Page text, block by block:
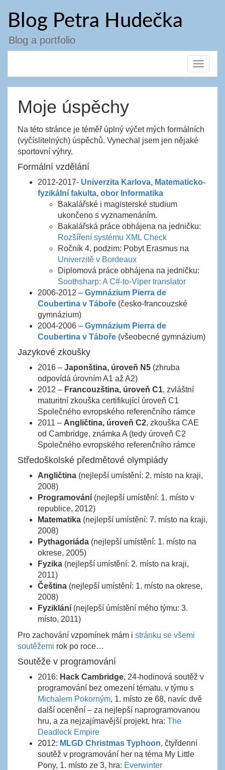
obsahu
webu
Blog Petra Hudečka
Blog a portfolio
Toggle
Moje úspěchy
Na této stránce je téměř úplný výčet mých formálních
(vyčíslitelných) úspěchů. Vynechal jsem jen nějaké
sportovní výhry.
Formální vzdělání
2012-2017- Univerzita Karlova, Matematicko-
fyzikální fakulta, obor Informatika
Bakalářské i magisterské studium
ukončeno s vyznamenáním.
Bakalářská práce obhájena na jedničku:
Rozšíření systému XML Check
Ročník 4, podzim: Pobyt Erasmus na
Univerzitě v Bordeaux
Diplomová práce obhájena na jedničku:
Soothsharp: A C#-to-Viper translator
2006-2012 – Gymnázium Pierra de
Coubertina v Táboře (česko-francouzské
gymnázium)
2004-2006 – Gymnázium Pierra de
Coubertina v Táboře (všeobecné gymnázium)
Jazykové zkoušky
2016 – Japonština, úroveň N5 (zhruba
odpovídá úrovním A1 až A2)
2012 – Francouzština, úroveň C1, zvláštní
maturitní zkouška certifikující úroveň C1
Společného evropského referenčního rámce
2011 – Angličtina, úroveň C2, zkouška CAE
od Cambridge, známka A (tedy úroveň C2
Společného evropského referenčního rámce
Středoškolské předmětové olympiády
Angličtina (nejlepší umístění: 2. místo na kraji,
2008)
Programování (nejlepší umístění: 1. místo v
republice, 2012)
Matematika (nejlepší umístění: 7. místo na kraji,
2008)
Pythagoriáda (nejlepší umístění: 1. místo na
okrese, 2005)
Fyzika (nejlepší umístění: 2. místo na kraji,
2011)
Čeština (nejlepší umístění: 1. místo na okrese,
2008)
Fyziklání (nejlepší úmístění mého týmu: 3.
místo, 2011)
Pro zachování vzpomínek mám i stránku se všemi
soutěžemi rok po roce…
Soutěže v programování
2016: Hack Cambridge, 24-hodinová soutěž v
programování bez omezení tématu, v týmu s
Michalem Pokorným, 1. místo ze 68, navíc dvě
další ocenění – za nejlepší naprogramovanou
hru, a za nejzajímavější projekt, hra: The
Deadlock Empire
2012: MLGD Christmas Typhoon, čtyřdenní
soutěž v programování her na téma My Little
Pony, 1. místo ze 3, hra: Everwinter